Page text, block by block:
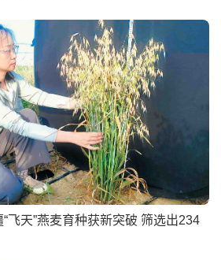
飞天”燕麦育种获新突破 筛选出234